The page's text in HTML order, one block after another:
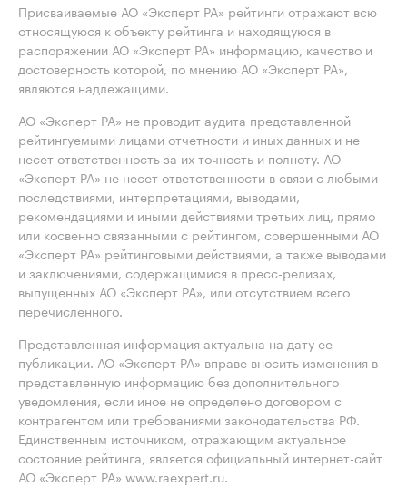
Присваиваемые АО «Эксперт РА» рейтинги отражают всю
относящуюся к объекту рейтинга и находящуюся в
распоряжении АО «Эксперт РА» информацию, качество и
достоверность которой, по мнению АО «Эксперт РА»,
являются надлежащими.
АО «Эксперт РА» не проводит аудита представленной
рейтингуемыми лицами отчетности и иных данных и не
несет ответственность за их точность и полноту. АО
«Эксперт РА» не несет ответственности в связи с любыми
последствиями, интерпретациями, выводами,
рекомендациями и иными действиями третьих лиц, прямо
или косвенно связанными с рейтингом, совершенными АО
«Эксперт РА» рейтинговыми действиями, а также выводами
и заключениями, содержащимися в пресс-релизах,
выпущенных АО «Эксперт РА», или отсутствием всего
перечисленного.
Представленная информация актуальна на дату ее
публикации. АО «Эксперт РА» вправе вносить изменения в
представленную информацию без дополнительного
уведомления, если иное не определено договором с
контрагентом или требованиями законодательства РФ.
Единственным источником, отражающим актуальное
состояние рейтинга, является официальный интернет-сайт
АО «Эксперт РА» www.raexpert.ru.